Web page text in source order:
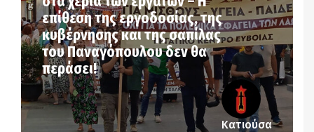
επίθεση της εργοδοσίας, της
κυβέρνησης και της σαπίλας
του Παναγόπουλου δεν θα
περάσει!
Κατιούσα